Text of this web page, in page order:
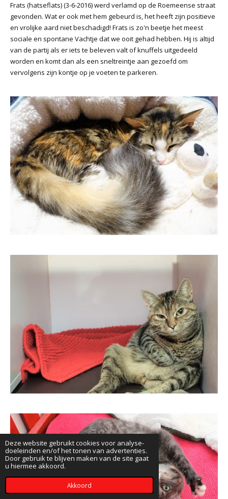
Deze website gebruikt cookies voor analyse-
doeleinden en/of het tonen van advertenties.
Door gebruik te blijven maken van de site gaat
u hiermee akkoord.
Akkoord
Frats (hatseflats) (3-6-2016) werd verlamd op de Roemeense straat
gevonden. Wat er ook met hem gebeurd is, het heeft zijn positieve
en vrolijke aard niet beschadigd! Frats is zo'n beetje het meest
sociale en spontane Vachtje dat we ooit gehad hebben. Hij is altijd
van de partij als er iets te beleven valt of knuffels uitgedeeld
worden en komt dan als een sneltreintje aan gezoefd om
vervolgens zijn kontje op je voeten te parkeren.